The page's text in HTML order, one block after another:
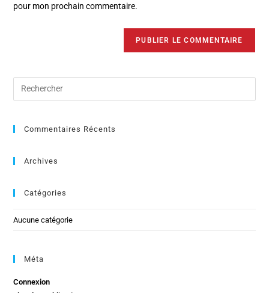
pour mon prochain commentaire.
Commentaires Récents
Archives
Catégories
Aucune catégorie
Méta
Connexion